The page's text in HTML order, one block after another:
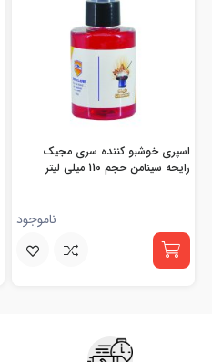
اسپری خوشبو کننده سری مجیک
رایحه سینامن حجم 110 میلی لیتر
ناموجود